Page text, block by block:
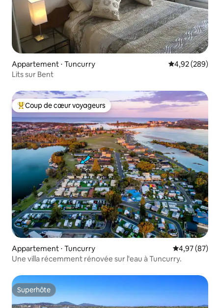
Appartement ⋅ Tuncurry Évaluation
4,92 (289)
Lits sur Bent
Coups de cœur voyageurs les plus appréciés
Coup de cœur voyageurs
Appartement ⋅ Tuncurry Évaluation
4,97 (87)
Une villa récemment rénovée sur l'eau à Tuncurry.
Superhôte
Superhôte